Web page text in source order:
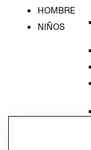
HOMBRE
NIÑOS